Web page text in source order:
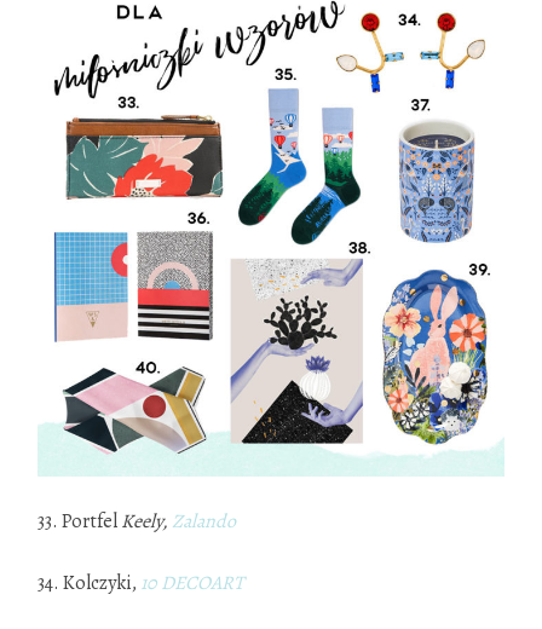
33. PortfelKeely, Zalando
34. Kolczyki, 10 DECOART